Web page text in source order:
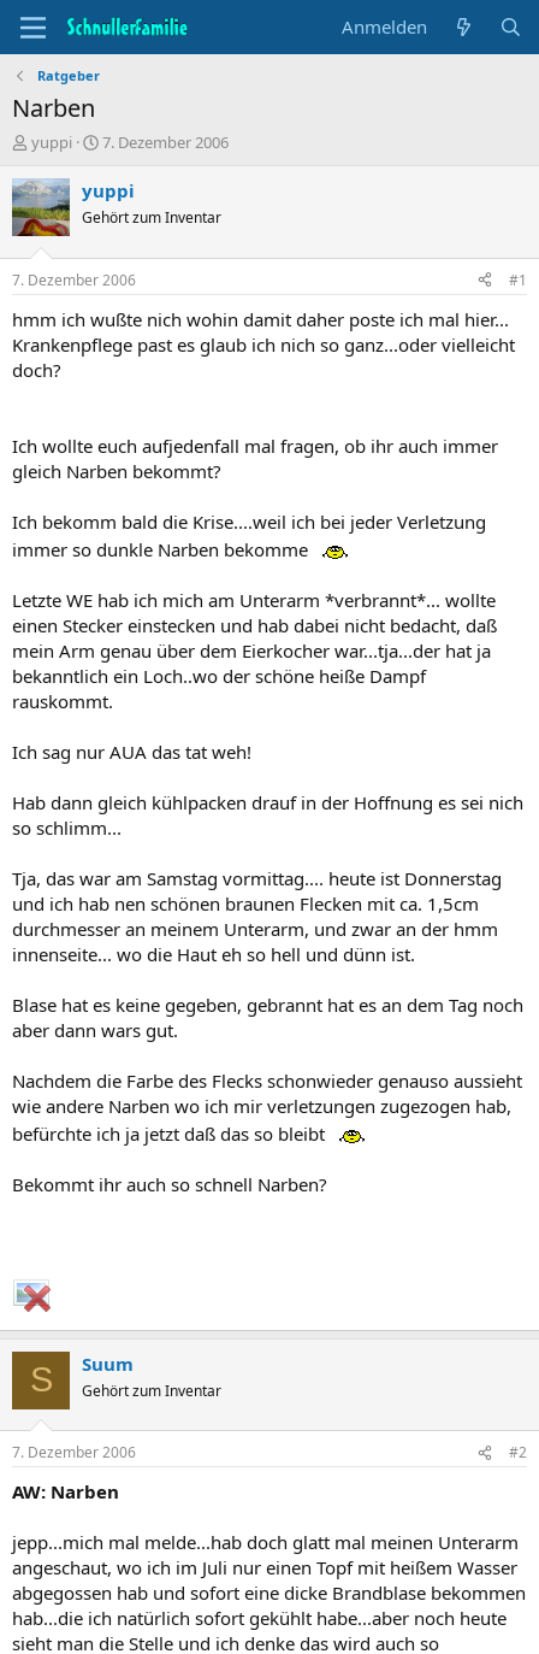
Anmelden
Ratgeber
Narben
T
e
m
e
n
s
t
a
t
e
yuppi
B
g
i
n
d
a
t
m
7. Dezember 2006
yuppi
Gehört zum Inventar
7. Dezember 2006 #1
hmm ich wußte nich wohin damit daher poste ich mal hier...
Krankenpflege past es glaub ich nich so ganz...oder vielleicht
doch?
Ich wollte euch aufjedenfall mal fragen, ob ihr auch immer
gleich Narben bekommt?
Ich bekomm bald die Krise....weil ich bei jeder Verletzung
immer so dunkle Narben bekomme
Letzte WE hab ich mich am Unterarm *verbrannt*... wollte
einen Stecker einstecken und hab dabei nicht bedacht, daß
mein Arm genau über dem Eierkocher war...tja...der hat ja
bekanntlich ein Loch..wo der schöne heiße Dampf
rauskommt.
Ich sag nur AUA das tat weh!
Hab dann gleich kühlpacken drauf in der Hoffnung es sei nich
so schlimm...
Tja, das war am Samstag vormittag.... heute ist Donnerstag
und ich hab nen schönen braunen Flecken mit ca. 1,5cm
durchmesser an meinem Unterarm, und zwar an der hmm
innenseite... wo die Haut eh so hell und dünn ist.
Blase hat es keine gegeben, gebrannt hat es an dem Tag noch
aber dann wars gut.
Nachdem die Farbe des Flecks schonwieder genauso aussieht
wie andere Narben wo ich mir verletzungen zugezogen hab,
befürchte ich ja jetzt daß das so bleibt
Bekommt ihr auch so schnell Narben?
S Suum
Gehört zum Inventar
7. Dezember 2006 #2
AW: Narben
jepp...mich mal melde...hab doch glatt mal meinen Unterarm
angeschaut, wo ich im Juli nur einen Topf mit heißem Wasser
abgegossen hab und sofort eine dicke Brandblase bekommen
hab...die ich natürlich sofort gekühlt habe...aber noch heute
sieht man die Stelle und ich denke das wird auch so